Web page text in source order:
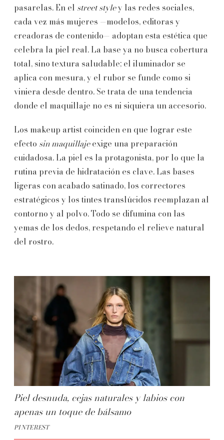
pasarelas. En el street styley las redes sociales,
cada vez más mujeres —modelos, editoras y
creadoras de contenido— adoptan esta estética que
celebra la piel real. La base ya no busca cobertura
total, sino textura saludable; el iluminador se
aplica con mesura, y el rubor se funde como si
viniera desde dentro. Se trata de una tendencia
donde el maquillaje no es ni siquiera un accesorio.
Los makeup artist coinciden en que lograr este
efecto sin maquillajeexige una preparación
cuidadosa. La piel es la protagonista, por lo que la
rutina previa de hidratación es clave. Las bases
ligeras con acabado satinado, los correctores
estratégicos y los tintes translúcidos reemplazan al
contorno y al polvo. Todo se difumina con las
yemas de los dedos, respetando el relieve natural
del rostro.
Piel desnuda, cejas naturales y labios con
apenas un toque de bálsamo
PINTEREST